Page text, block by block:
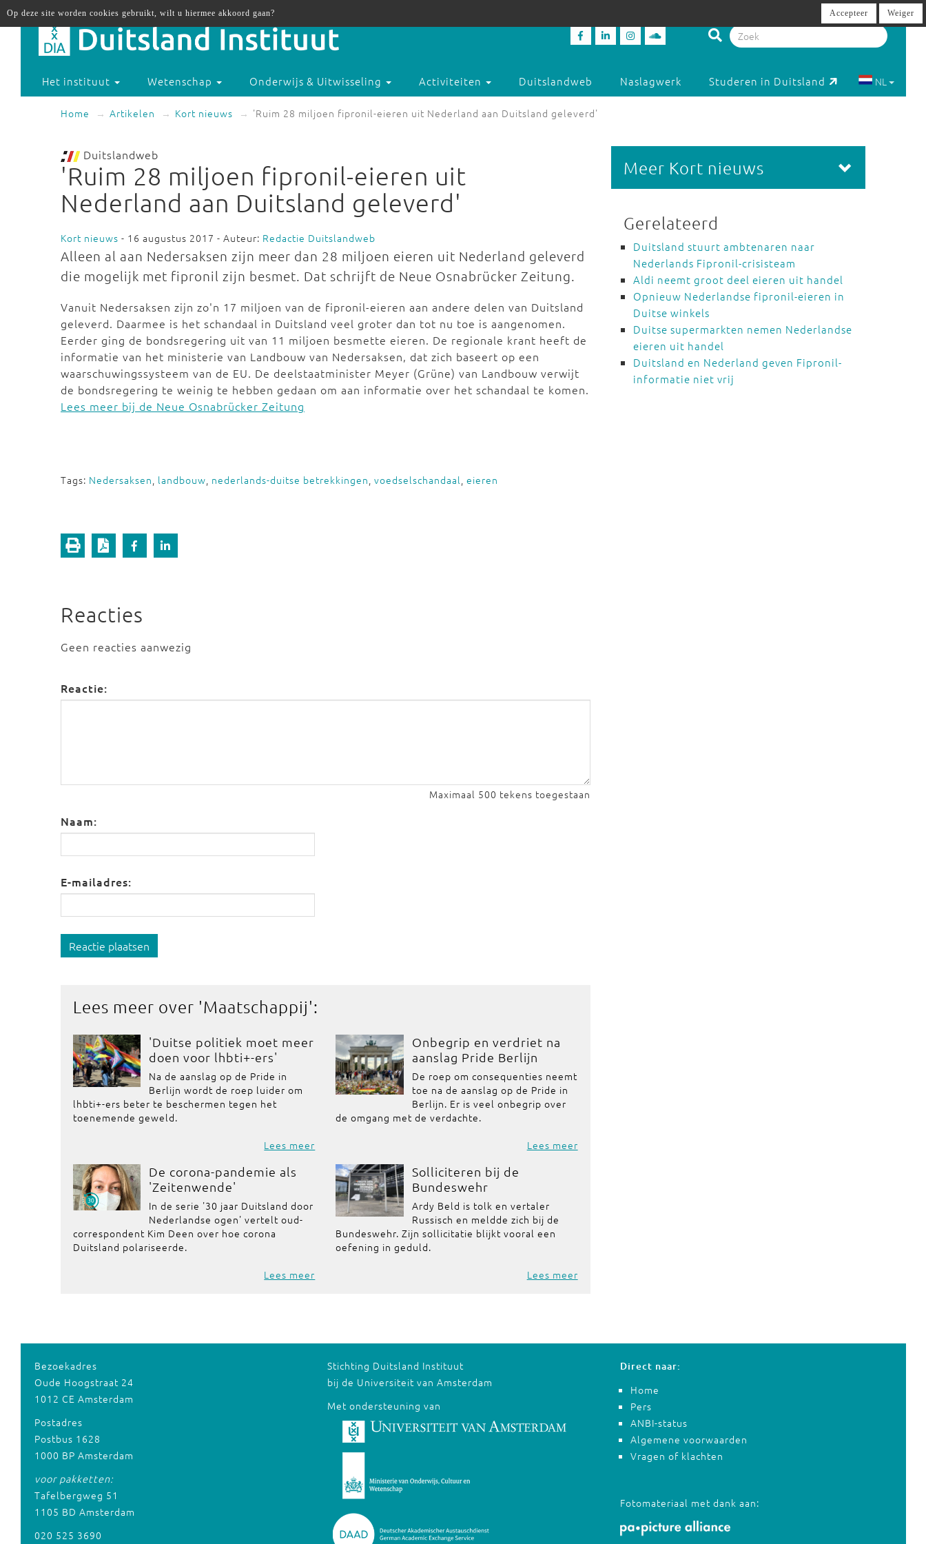
Het instituut Wetenschap Onderwijs & Uitwisseling Activiteiten Duitslandweb Naslagwerk Studeren in Duitsland NL
Home Artikelen Kort nieuws 'Ruim 28 miljoen fipronil-eieren uit Nederland aan Duitsland geleverd'
Duitslandweb
'Ruim 28 miljoen fipronil-eieren uit
Nederland aan Duitsland geleverd'
Kort nieuws - 16 augustus 2017 - Auteur: Redactie Duitslandweb
Alleen al aan Nedersaksen zijn meer dan 28 miljoen eieren uit Nederland geleverd
die mogelijk met fipronil zijn besmet. Dat schrijft de Neue Osnabrücker Zeitung.
Vanuit Nedersaksen zijn zo'n 17 miljoen van de fipronil-eieren aan andere delen van Duitsland
geleverd. Daarmee is het schandaal in Duitsland veel groter dan tot nu toe is aangenomen.
Eerder ging de bondsregering uit van 11 miljoen besmette eieren. De regionale krant heeft de
informatie van het ministerie van Landbouw van Nedersaksen, dat zich baseert op een
waarschuwingssysteem van de EU. De deelstaatminister Meyer (Grüne) van Landbouw verwijt
de bondsregering te weinig te hebben gedaan om aan informatie over het schandaal te komen.
Lees meer bij de Neue Osnabrücker Zeitung
Tags: Nedersaksen, landbouw, nederlands-duitse betrekkingen, voedselschandaal, eieren
Reacties
Geen reacties aanwezig
Reactie:
Maximaal 500 tekens toegestaan
Naam:
E-mailadres:
Reactie plaatsen
Lees meer over 'Maatschappij':
'Duitse politiek moet meer
doen voor lhbti+-ers'
Na de aanslag op de Pride in
Berlijn wordt de roep luider om
lhbti+-ers beter te beschermen tegen het
toenemende geweld.
Lees meer
Onbegrip en verdriet na
aanslag Pride Berlijn
De roep om consequenties neemt
toe na de aanslag op de Pride in
Berlijn. Er is veel onbegrip over
de omgang met de verdachte.
Lees meer
De corona-pandemie als
'Zeitenwende'
In de serie '30 jaar Duitsland door
Nederlandse ogen' vertelt oud-
correspondent Kim Deen over hoe corona
Duitsland polariseerde.
Lees meer
Solliciteren bij de
Bundeswehr
Ardy Beld is tolk en vertaler
Russisch en meldde zich bij de
Bundeswehr. Zijn sollicitatie blijkt vooral een
oefening in geduld.
Lees meer
Meer Kort nieuws
Gerelateerd
Duitsland stuurt ambtenaren naar
Nederlands Fipronil-crisisteam
Aldi neemt groot deel eieren uit handel
Opnieuw Nederlandse fipronil-eieren in
Duitse winkels
Duitse supermarkten nemen Nederlandse
eieren uit handel
Duitsland en Nederland geven Fipronil-
informatie niet vrij
Bezoekadres
Oude Hoogstraat 24
1012 CE Amsterdam
Postadres
Postbus 1628
1000 BP Amsterdam
voor pakketten:
Tafelbergweg 51
1105 BD Amsterdam
020 525 3690
Stichting Duitsland Instituut
bij de Universiteit van Amsterdam
Met ondersteuning van
Direct naar:
Home
Pers
ANBI-status
Algemene voorwaarden
Vragen of klachten
Fotomateriaal met dank aan:
Op deze site worden cookies gebruikt, wilt u hiermee akkoord gaan? Accepteer Weiger